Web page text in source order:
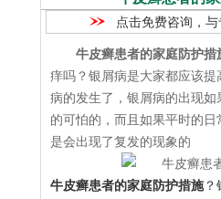
点击免费咨询，
牛皮癣患者的家庭防护措
痒吗？银屑病是大家都应该
病的发生了，银屑病的出现如
的可怕的，而且如果平时的日
是会出现了复发的现象的
牛皮癣患者的家庭防护措施？